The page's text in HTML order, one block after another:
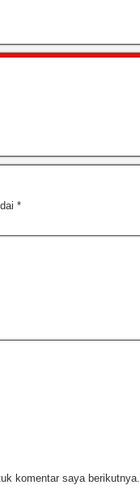
*
komentar saya berikutnya.